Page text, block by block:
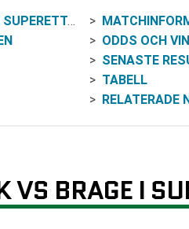
ODDS OCH
SENASTE
TABELL
RELATERADE
VS BRAGE I